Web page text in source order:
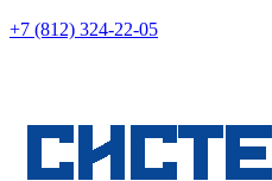
+7 (812) 324-22-05